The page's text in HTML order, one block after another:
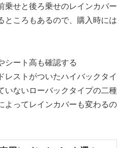
乗せと後ろ乗せのレインカバー
ところもあるので、購入時には
シート高も確認する
レストがついたハイバックタイ
いないローバックタイプの二種
よってレインカバーも変わるの